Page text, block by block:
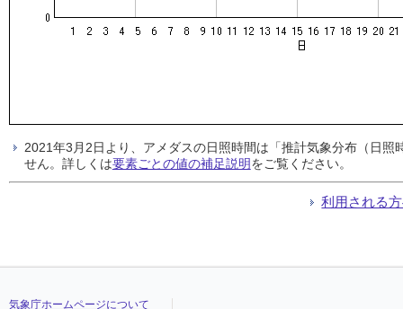
2021年3月2日より、アメダスの日照時間は「推計気象分布（日
せん。詳しくは要素ごとの値の補足説明をご覧ください。
利用される
気象庁ホームページについて